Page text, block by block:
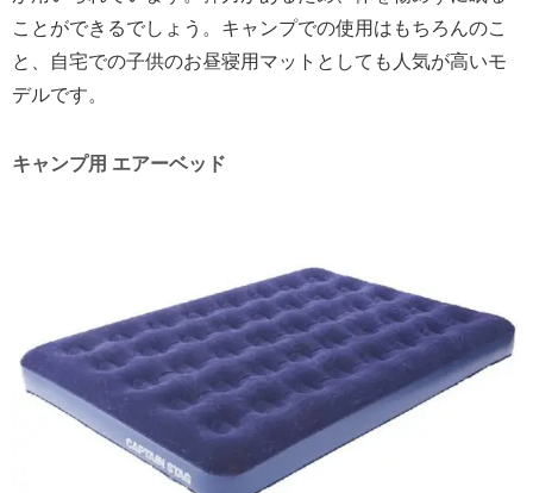
ことができるでしょう。キャンプでの使用はもちろんのこ
と、自宅での子供のお昼寝用マットとしても人気が高いモ
デルです。
キャンプ用 エアーベッド